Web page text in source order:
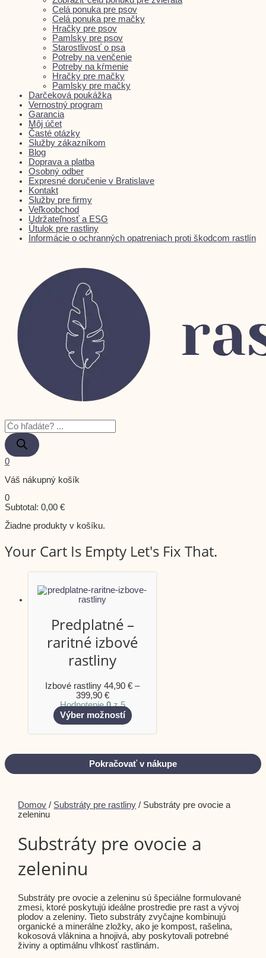
Celá ponuka pre psov
Celá ponuka pre mačky
Hračky pre psov
Pamlsky pre psov
Starostlivosť o psa
Potreby na venčenie
Potreby na kŕmenie
Hračky pre mačky
Pamlsky pre mačky
Darčeková poukážka
Vernostný program
Garancia
Môj účet
Časté otázky
Služby zákazníkom
Blog
Doprava a platba
Osobný odber
Expresné doručenie v Bratislave
Kontakt
Služby pre firmy
Veľkoobchod
Udržateľnosť a ESG
Útulok pre rastliny
Informácie o ochranných opatreniach proti škodcom rastlín
0
Váš nákupný košík
0
Subtotal: 0,00 €
Žiadne produkty v košíku.
Your Cart Is Empty Let's Fix That.
Predplatné –
raritné izbové
rastliny
Izbové rastliny44,90€ –
399,90 €
Hodnotenie0z 5
Výber možností
Pokračovať v nákupe
Domov / Substráty pre rastliny / Substráty pre ovocie a
zeleninu
Substráty pre ovocie a
zeleninu
Substráty pre ovocie a zeleninu sú špeciálne formulované
zmesi, ktoré poskytujú ideálne prostredie pre rast a vývoj
plodov a zeleniny. Tieto substráty zvyčajne kombinujú
organické a minerálne zložky, ako je kompost, rašelina,
kokosová vláknina a hnojivá, aby poskytovali potrebné
živiny a optimálnu vlhkosť rastlinám.